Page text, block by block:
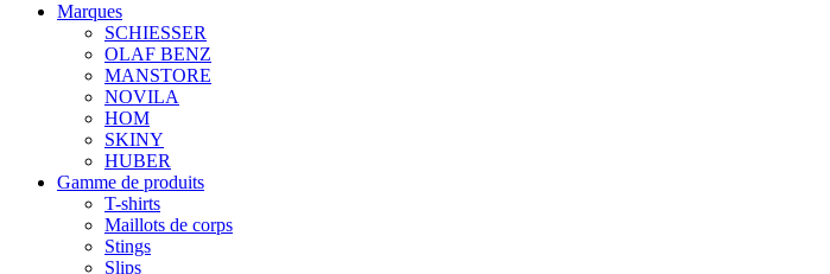
Marques
SCHIESSER
OLAF BENZ
MANSTORE
NOVILA
HOM
SKINY
HUBER
Gamme de produits
T-shirts
Maillots de corps
Stings
Slips